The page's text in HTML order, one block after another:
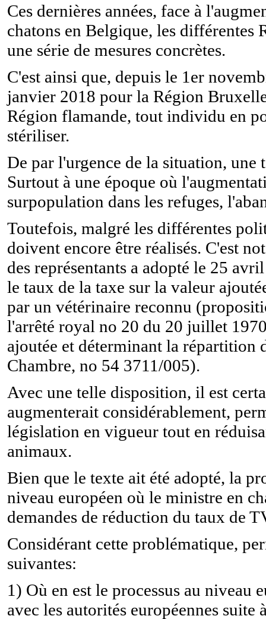
Ces dernières années, face à
chatons en Belgique, les différentes
une série de mesures concrètes.
C'est ainsi que, depuis le 1er
janvier 2018 pour la Région
Région flamande, tout individu en
stériliser.
De par l'urgence de la situation, une
Surtout à une époque où
surpopulation dans les refuges,
Toutefois, malgré les différentes
doivent encore être réalisés. C'est
des représentants a adopté le 25
le taux de la taxe sur la valeur
par un vétérinaire reconnu
l'arrêté royal no 20 du 20 juillet
ajoutée et déterminant la répartition
Chambre, no 54 3711/005).
Avec une telle disposition, il est
augmenterait considérablement,
législation en vigueur tout en
animaux.
Bien que le texte ait été adopté, la
niveau européen où le ministre en
demandes de réduction du taux de
Considérant cette problématique,
suivantes:
1) Où en est le processus au niveau
avec les autorités européennes